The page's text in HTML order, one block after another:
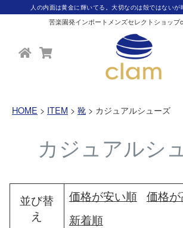
人の内面は黄金に輝いてる。大切なのは殻ではないが
苦楽園発インポートメンズセレクトショップ
HOME ITEM 靴 カジュアルシューズ
カジュアルシ
並び替
え
価格が安い順
価格
新着順